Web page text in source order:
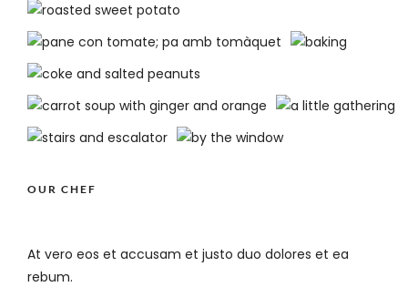
OUR CHEF
At vero eos et accusam et justo duo dolores et ea
rebum.